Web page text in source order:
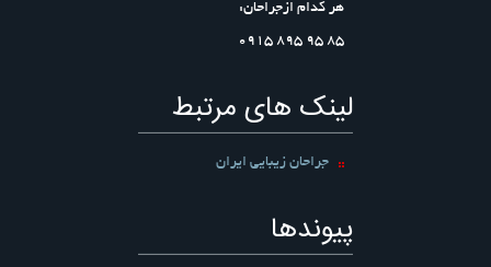
هر کدام ازجراحان:
۸۵ ۹۵ ۸۹۵ ۰۹۱۵
لینک های مرتبط
جراحان زیبایی ایران
پیوندها